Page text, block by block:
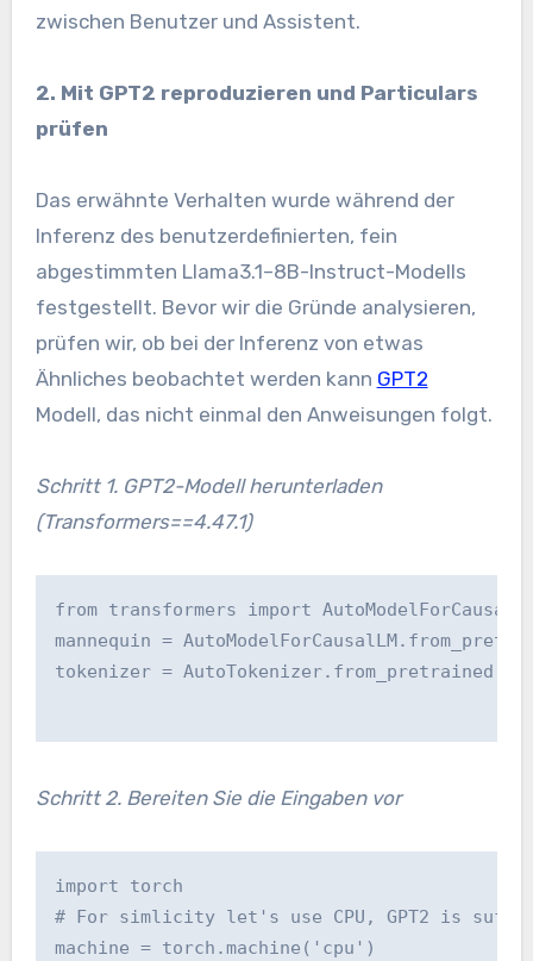
zwischen Benutzer und Assistent.
2. Mit GPT2 reproduzieren und Particulars
prüfen
Das erwähnte Verhalten wurde während der
Inferenz des benutzerdefinierten, fein
abgestimmten Llama3.1–8B-Instruct-Modells
festgestellt. Bevor wir die Gründe analysieren,
prüfen wir, ob bei der Inferenz von etwas
Ähnliches beobachtet werden kann GPT2
Modell, das nicht einmal den Anweisungen folgt.
Schritt 1. GPT2-Modell herunterladen
(Transformers==4.47.1)
from transformers import
mannequin =
tokenizer =
Schritt 2. Bereiten Sie die Eingaben vor
import torch
# For simlicity let's use CPU, GPT2 is
machine = torch.machine('cpu')